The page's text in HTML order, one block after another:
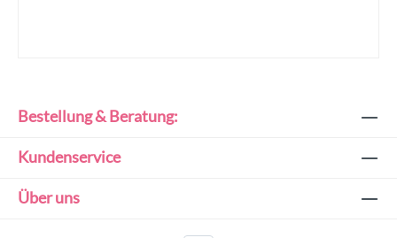
Bestellung & Beratung:
Kundenservice
Über uns